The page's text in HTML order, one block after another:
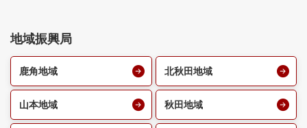
地域振興局
鹿角地域 北秋田地域
山本地域 秋田地域